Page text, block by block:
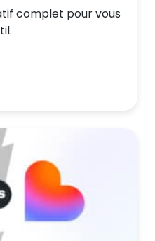
complet pour vous